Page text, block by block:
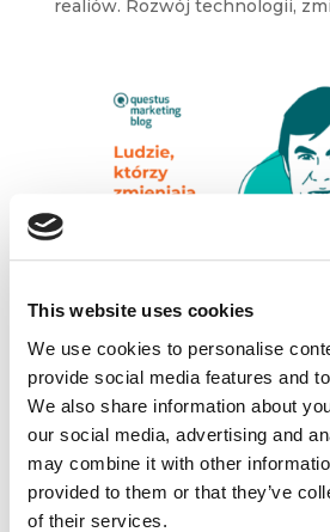
This website uses cookies
We use cookies to personalise
provide social media features and
We also share information about
our social media, advertising and
may combine it with other
provided to them or that they’ve
of their services.
realiów. Rozwój technologii,
sie 3, 2024| Artykuły,Ludzie,
„Marketing polega na
klienta i dostarczaniu
te potrzeby spełniają”. Kevin
to wybitny amerykański
w dziedzinie marketingu, znany